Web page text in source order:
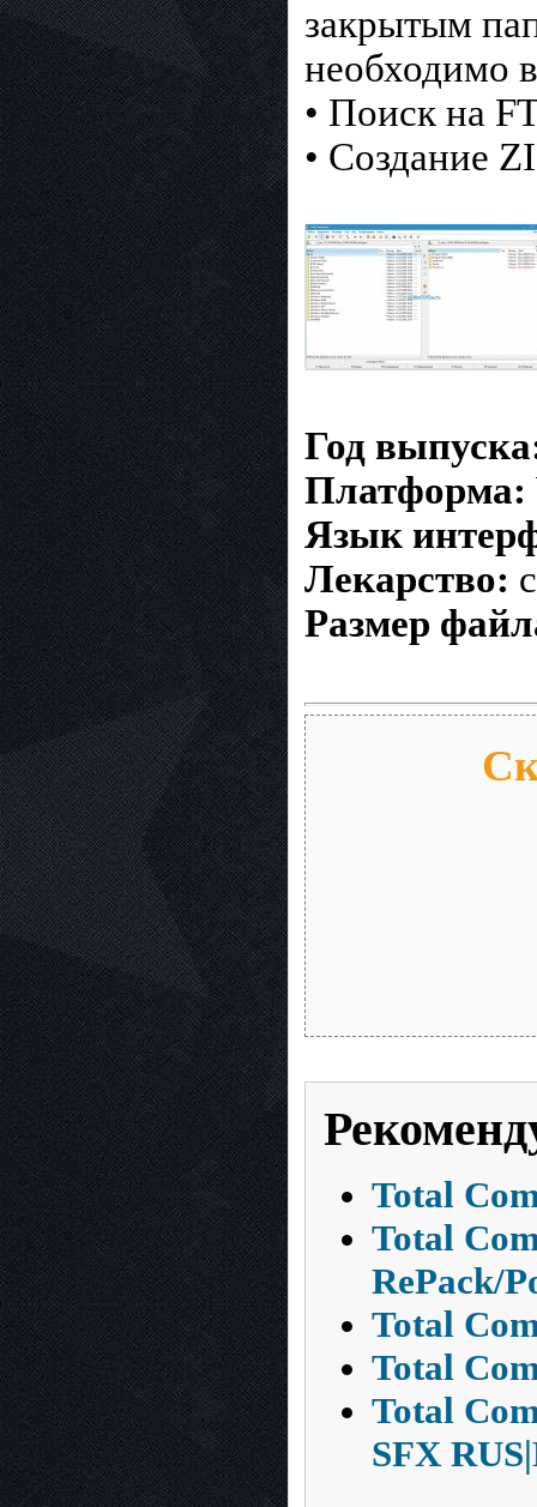
закрытым
необходимо
• Поиск на
• Создание
Год
Платформа:
Язык
Лекарство:
Размер
Total
Total
RePack/
Total
Total
Total
SFX